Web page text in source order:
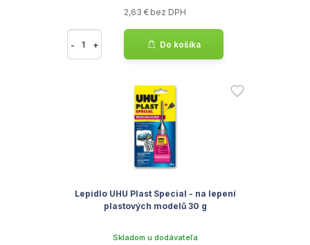
2,63 € bez DPH
- + Do košíka
Lepidlo UHU Plast Special - na lepení
plastových modelů 30 g
Skladom u dodávateľa